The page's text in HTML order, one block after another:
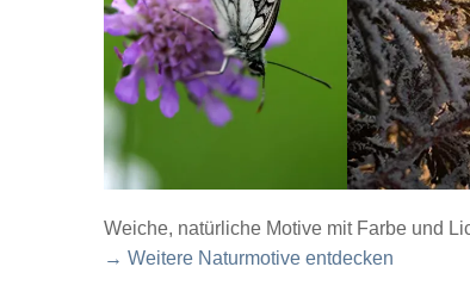
Weiche, natürliche Motive mit Farbe und
→ Weitere Naturmotive entdecken